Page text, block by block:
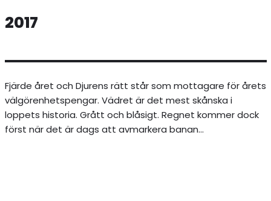
2017
Fjärde året och Djurens rätt står som mottagare för årets
välgörenhetspengar. Vädret är det mest skånska i
loppets historia. Grått och blåsigt. Regnet kommer dock
först när det är dags att avmarkera banan…